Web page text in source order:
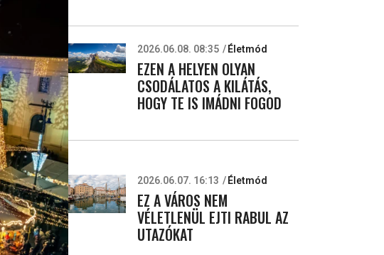
2026.06.08. 08:35 Életmód
EZEN A HELYEN OLYAN
CSODÁLATOS A KILÁTÁS,
HOGY TE IS IMÁDNI FOGOD
2026.06.07. 16:13 Életmód
EZ A VÁROS NEM
VÉLETLENÜL EJTI RABUL AZ
UTAZÓKAT